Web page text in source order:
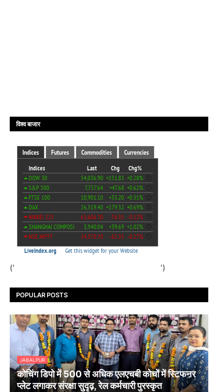
विश्व बाजार
(' ')
POPULAR POSTS
JABALPUR
कोचिंग डिपो में 500 से अधिक एलएचबी कोचों में स्टिफऩर
प्लेट लगाकर संरक्षा सुदृढ़, रेल कर्मचारी पुरस्कृत